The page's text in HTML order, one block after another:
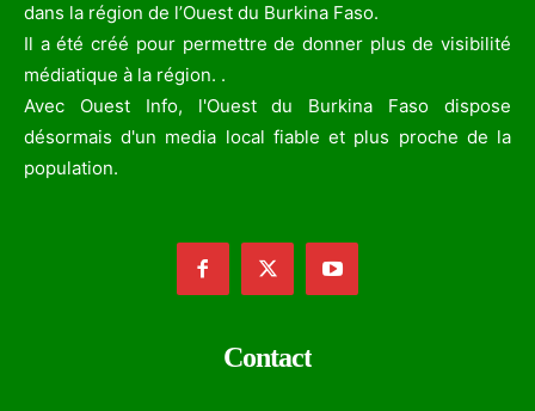
dans la région de l’Ouest du Burkina Faso.
Il a été créé pour permettre de donner plus de visibilité
médiatique à la région. .
Avec Ouest Info, l'Ouest du Burkina Faso dispose
désormais d'un media local fiable et plus proche de la
population.
Contact